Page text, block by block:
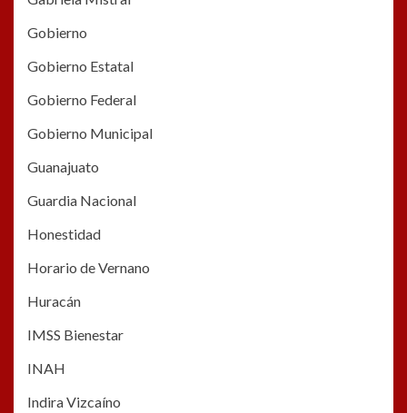
Gobierno
Gobierno Estatal
Gobierno Federal
Gobierno Municipal
Guanajuato
Guardia Nacional
Honestidad
Horario de Vernano
Huracán
IMSS Bienestar
INAH
Indira Vizcaíno